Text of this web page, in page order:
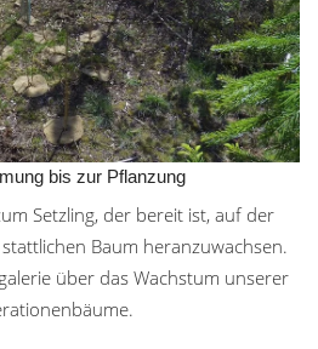
bis zur Pflanzung
Setzling, der bereit ist, auf der
Baum heranzuwachsen.
über das Wachstum unserer